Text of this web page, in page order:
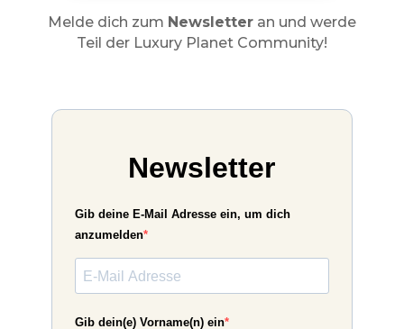
Melde dich zum Newsletteran und werde
Teil der Luxury Planet Community!
Newsletter
Gib deine E-Mail Adresse ein, um dich
anzumelden
Gib dein(e) Vorname(n) ein